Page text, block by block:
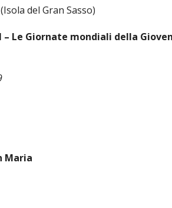
del Gran Sasso)
– Le Giornate mondiali della
Maria